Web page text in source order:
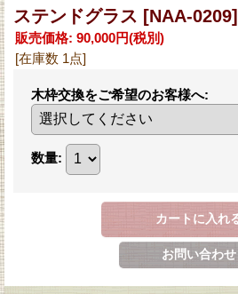
ステンドグラス [NAA-0209]
販売価格: 90,000円(税別)
[在庫数 1点]
木枠交換をご希望のお客様へ:
数量: